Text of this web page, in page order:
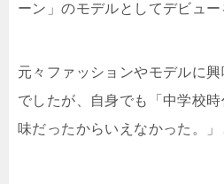
ーン」のモデルとしてデビュー
元々ファッションやモデルに
でしたが、自身でも「中学校
味だったからいえなかった。」